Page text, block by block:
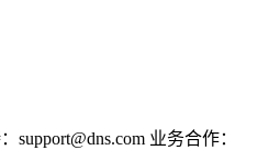
support@dns.com 业务合作：